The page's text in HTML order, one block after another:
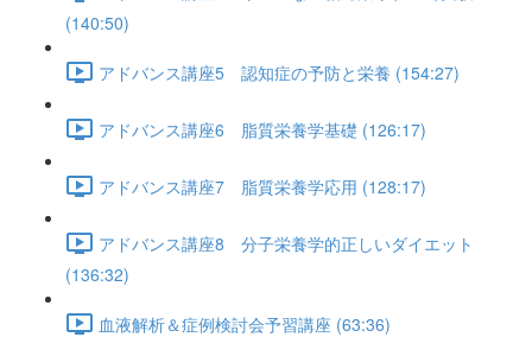
(140:50)
アドバンス講座5 認知症の予防と栄養 (154:27)
アドバンス講座6 脂質栄養学基礎 (126:17)
アドバンス講座7 脂質栄養学応用 (128:17)
アドバンス講座8 分子栄養学的正しいダイエット
(136:32)
血液解析＆症例検討会予習講座 (63:36)